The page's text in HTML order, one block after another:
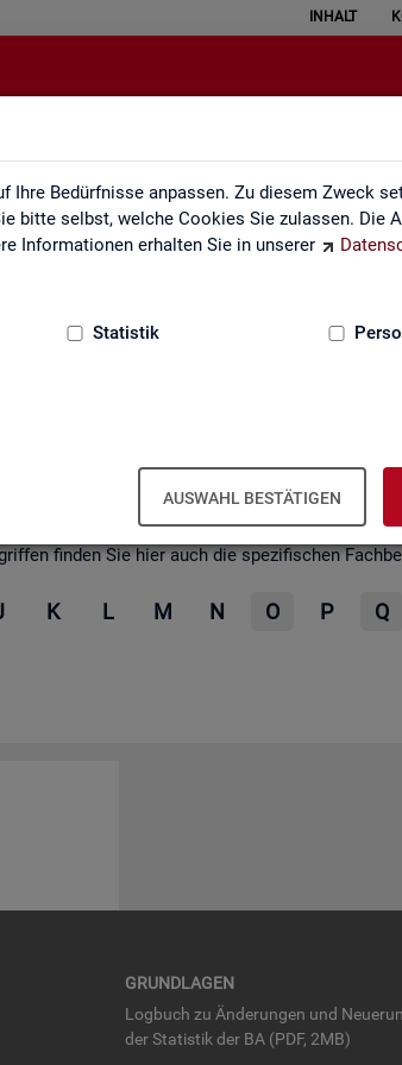
Ihre Bedürfnisse anpassen. Zu diesem Zweck
bitte selbst, welche Cookies Sie zulassen. Die
Informationen erhalten Sie in unserer
Statistik
AUSWAHL BESTÄTIGEN
INHALT
Glossar
Glos­sar
re­le­van­ten Be­grif­fen, die in den
fin­den Sie hier auch die spe­zi­fi­schen
K L M N O P Q
GRUND­LA­GEN
Log­buch zu Än­de­run­gen und
der Sta­tis­tik der BA (PDF, 2MB)